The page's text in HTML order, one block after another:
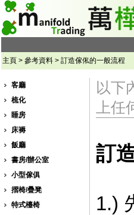
主頁 > 參考資料 > 訂造傢俬的一般流程
客廳
梳化
睡房
床褥
飯廳
書房/辦公室
小型傢俱
摺椅/疊凳
特式檯椅
以下
上任
訂
1.)